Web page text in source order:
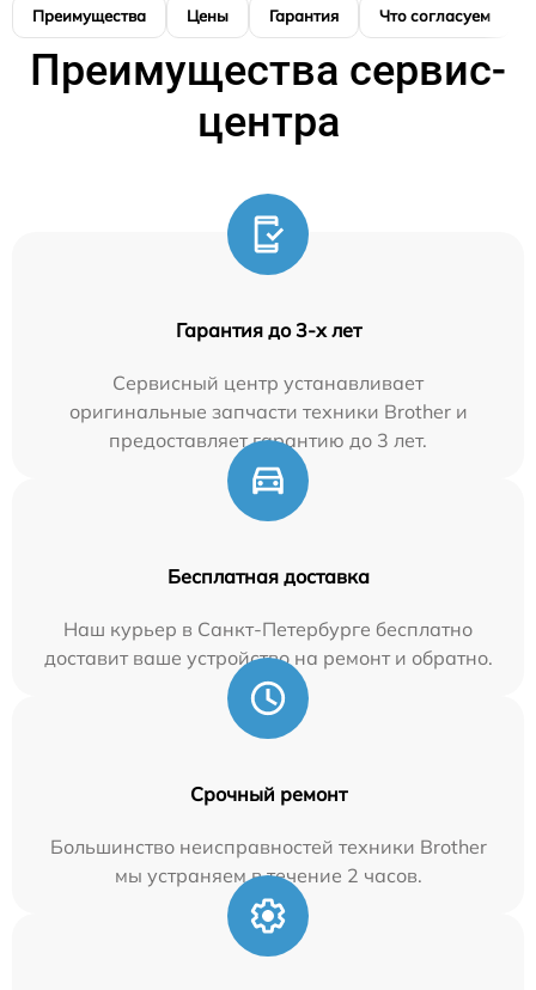
Преимущества Цены Гарантия Что согласуем
Преимущества сервис-
центра
Гарантия до 3-х лет
Сервисный центр устанавливает
оригинальные запчасти техники Brother и
предоставляет гарантию до 3 лет.
Бесплатная доставка
Наш курьер в Санкт-Петербурге бесплатно
доставит ваше устройство на ремонт и обратно.
Срочный ремонт
Большинство неисправностей техники Brother
мы устраняем в течение 2 часов.